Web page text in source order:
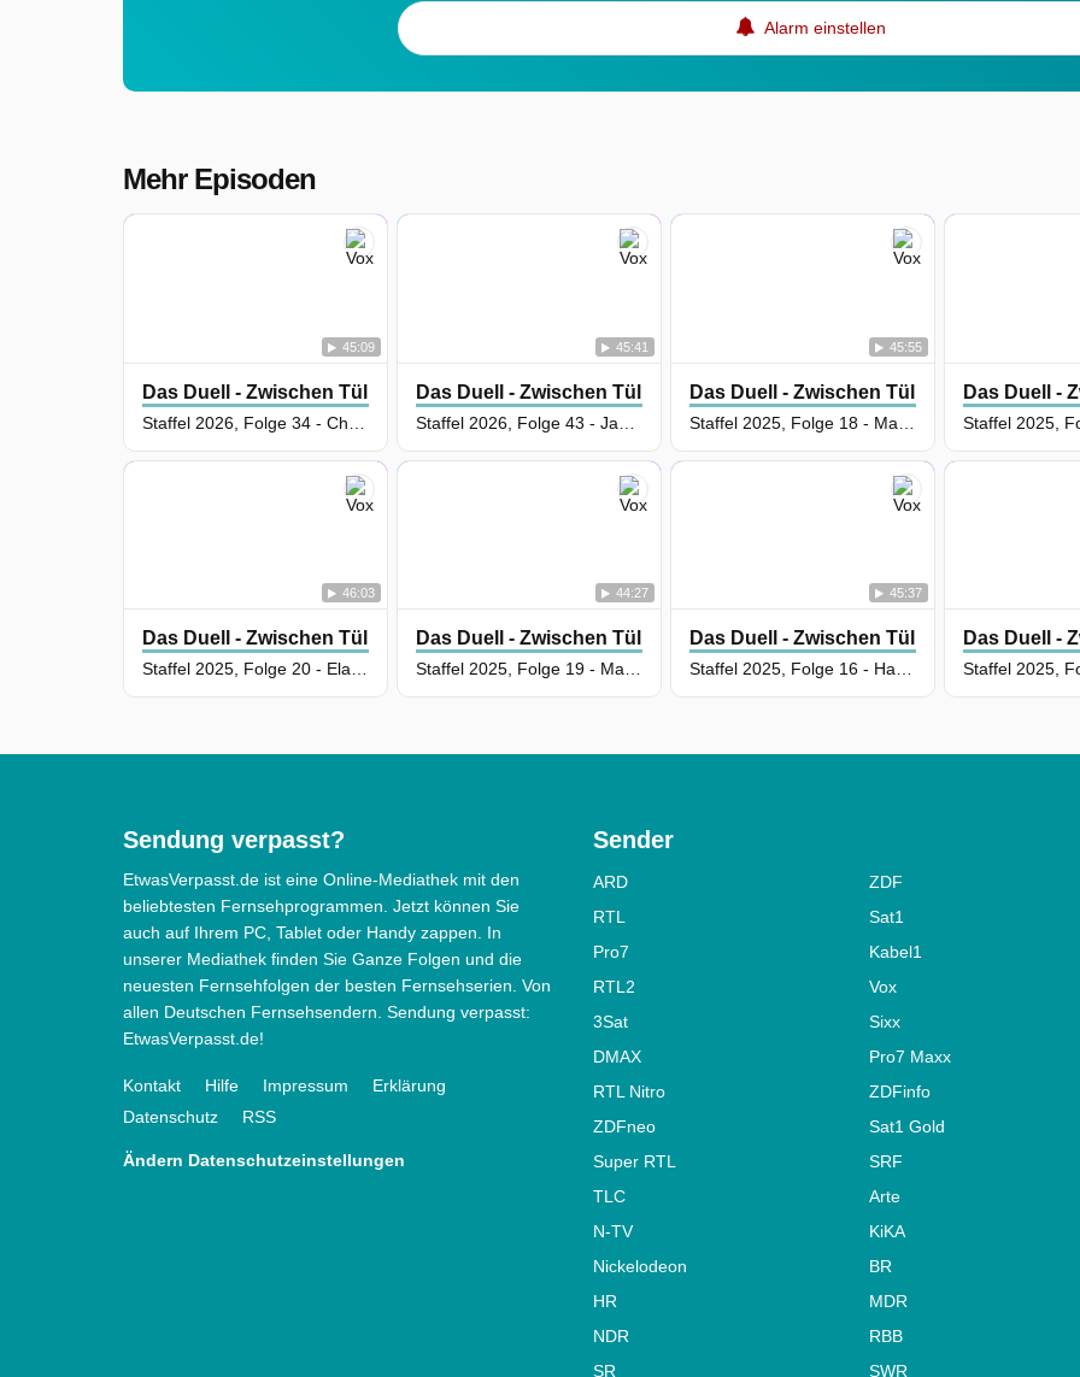
Alarm einstellen
Mehr Episoden
45:09
Das Duell - Zwischen Tüll Und Tränen
45:41
Das Duell - Zwischen Tüll Und Tränen
46:03
Das Duell - Zwischen Tüll Und Tränen
44:27
Das Duell - Zwischen Tüll Und Tränen
45:55
Das Duell - Zwischen Tüll Und Tränen
Das Duell -
45:37
Das Duell - Zwischen Tüll Und Tränen
Das Duell -
Sendung verpasst?
EtwasVerpasst.de ist eine Online-Mediathek mit den
beliebtesten Fernsehprogrammen. Jetzt können Sie
auch auf Ihrem PC, Tablet oder Handy zappen. In
unserer Mediathek finden Sie Ganze Folgen und die
neuesten Fernsehfolgen der besten Fernsehserien. Von
allen Deutschen Fernsehsendern. Sendung verpasst:
EtwasVerpasst.de!
Kontakt Hilfe Impressum
Erklärung
Datenschutz
RSS
Ändern Datenschutzeinstellungen
Sender
ARD
ZDF
RTL
Sat1
Pro7
Kabel1
RTL2
Vox
3Sat
Sixx
DMAX
Pro7 Maxx
RTL Nitro
ZDFinfo
ZDFneo
Sat1 Gold
Super RTL
SRF
TLC
Arte
N-TV
KiKA
Nickelodeon
BR
HR
MDR
NDR
RBB
SR
SWR